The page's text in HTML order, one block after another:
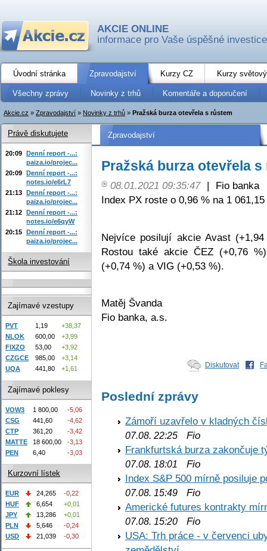
AKCIE ONLINE
informace pro Vaše úspěšné investice
Úvodní stránka Zpravodajství Kurzy CZ Kurzy
Všechny zprávy Novinky z trhů Komentáře a doporučení
Akcie.cz » Zpravodajství » Novinky z trhů » Pražská burza otevřela s růstem
Zpravodajství
Pražská burza otevřela s
08.01.2021 09:35:47 |
Fio banka
Index PX roste o 0,96 % na 1 061,15
Nejvíce posilují akcie Avast
Rostou také akcie ČEZ (+0,76
(+0,74 %) a VIG (+0,53 %).
Matěj Švanda
Fio banka, a.s.
Diskutovat
Poslední zprávy
Zámoří uzavřelo v kladných
07.08. 22:25 Fio
Frankfurtská burza zakončuje
07.08. 18:01
Fio
Index S&P 500 mírně posiluje
07.08. 15:49 Fio
Americké futures kontrakty
07.08. 15:20 Fio
USA: Trh práce - v červenci
Právě diskutujete
20:09 Denní report -...:
paiza.io/projec...
20:09 Denní report -...:
notes.io/e6rL7
21:13 Denní report -...:
paiza.io/projec...
21:12 Denní report -...:
notes.io/e6qyW
20:15 Denní report -...:
paiza.io/projec...
Škola investování
Zajímavé vzestupy
PVT 1,19
+38,37
NLOK
600,00
+3,99
FIXZO
53,00
+3,92
CZGCE
985,00
+3,14
UQA
441,80 +1,61
Zajímavé poklesy
VOW3 1 800,00
-5,06
CSG
441,60
-4,62
CTP
361,20
-3,42
MATTE
18 600,00
-3,13
PEN
6,40 -3,03
Kurzovní lístek
EUR 24,265
-0,22
HUF
6,654
+0,01
JPY
13,286
+0,01
PLN
5,646
-0,24
USD
21,039 -0,30